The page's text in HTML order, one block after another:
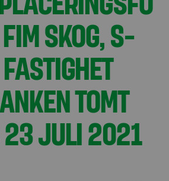
SKOG, S-
TOMT
23 JULI 2021